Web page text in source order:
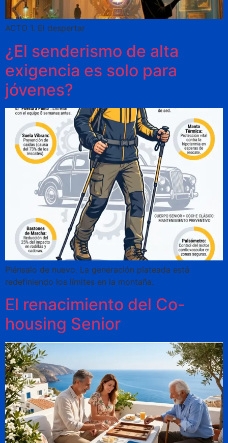
ACTO 1. El despertar
¿El senderismo de alta
exigencia es solo para
jóvenes?
Piénsalo de nuevo. La generación plateada está
redefiniendo los límites en la montaña.
El renacimiento del Co-
housing Senior